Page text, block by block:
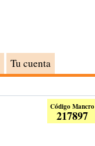
Tu cuenta
Código Mancro
217897